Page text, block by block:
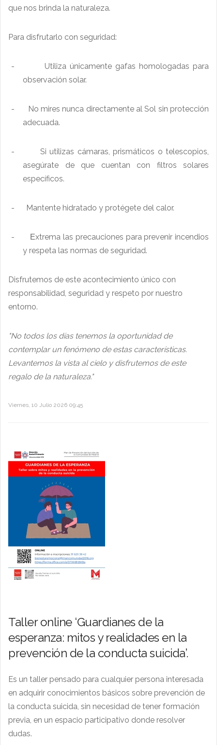
que nos brinda la naturaleza.
Para disfrutarlo con seguridad:
-
Utiliza únicamente gafas homologadas para
observación solar.
-
No mires nunca directamente al Sol sin protección
adecuada.
-
Si utilizas cámaras, prismáticos o telescopios,
asegúrate de que cuentan con filtros solares
específicos.
- Mantente hidratado y protégete del calor.
- Extrema las precauciones para prevenir incendios
y respeta las normas de seguridad.
Disfrutemos de este acontecimiento único con
responsabilidad, seguridad y respeto por nuestro
entorno.
"No todos los días tenemos la oportunidad de
contemplar un fenómeno de estas características.
Levantemos la vista al cielo y disfrutemos de este
regalo de la naturaleza."
Viernes, 10 Julio 2026 09:45
Taller online ‘Guardianes de la
esperanza: mitos y realidades en la
prevención de la conducta suicida’.
Es un taller pensado para cualquier persona interesada
en adquirir conocimientos básicos sobre prevención de
la conducta suicida, sin necesidad de tener formación
previa, en un espacio participativo donde resolver
dudas.